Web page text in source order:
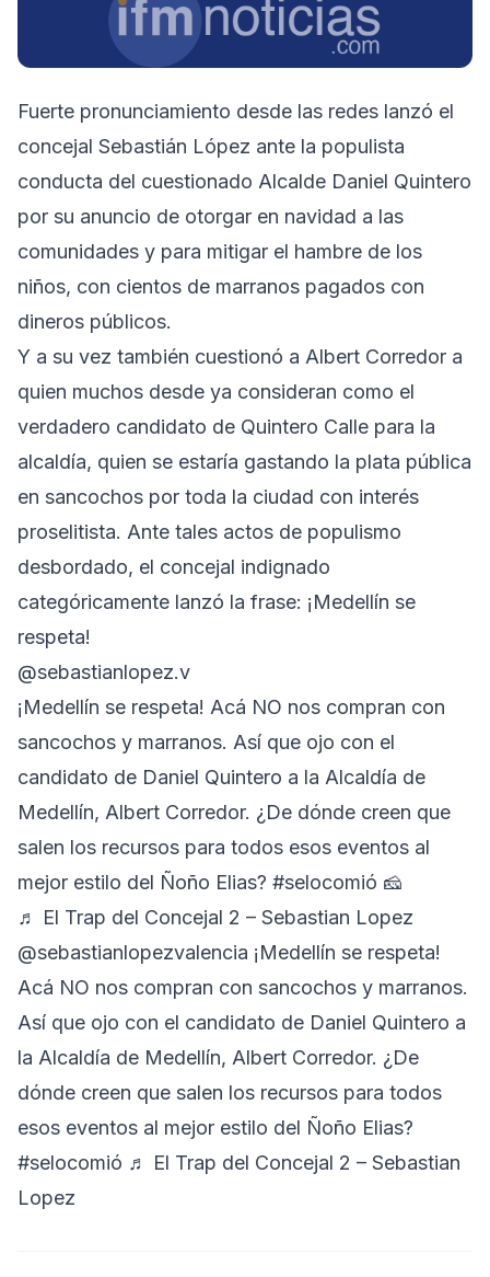
Fuerte pronunciamiento desde las redes lanzó el
concejal Sebastián López ante la populista
conducta del cuestionado Alcalde Daniel Quintero
por su anuncio de otorgar en navidad a las
comunidades y para mitigar el hambre de los
niños, con cientos de marranos pagados con
dineros públicos.
Y a su vez también cuestionó a Albert Corredor a
quien muchos desde ya consideran como el
verdadero candidato de Quintero Calle para la
alcaldía, quien se estaría gastando la plata pública
en sancochos por toda la ciudad con interés
proselitista. Ante tales actos de populismo
desbordado, el concejal indignado
categóricamente lanzó la frase: ¡Medellín se
respeta!
@sebastianlopez.v
¡Medellín se respeta! Acá NO nos compran con
sancochos y marranos. Así que ojo con el
candidato de Daniel Quintero a la Alcaldía de
Medellín, Albert Corredor. ¿De dónde creen que
salen los recursos para todos esos eventos al
mejor estilo del Ñoño Elias? #selocomió 🧀
♬ El Trap del Concejal 2 – Sebastian Lopez
@sebastianlopezvalencia ¡Medellín se respeta!
Acá NO nos compran con sancochos y marranos.
Así que ojo con el candidato de Daniel Quintero a
la Alcaldía de Medellín, Albert Corredor. ¿De
dónde creen que salen los recursos para todos
esos eventos al mejor estilo del Ñoño Elias?
#selocomió ♬ El Trap del Concejal 2 – Sebastian
Lopez